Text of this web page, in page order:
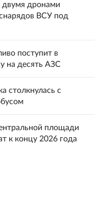
дронами
ВСУ под
поступит в
на десять АЗС
столкнулась с
площади
к концу 2026 года